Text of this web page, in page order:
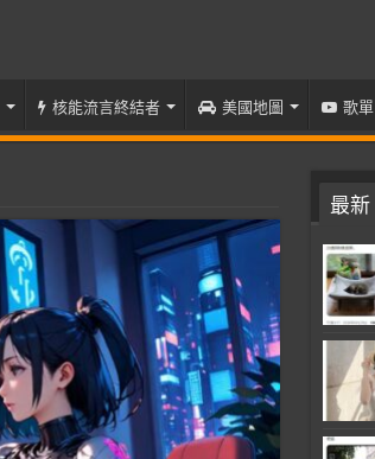
核能流言終結者 美國地圖 歌單
最新